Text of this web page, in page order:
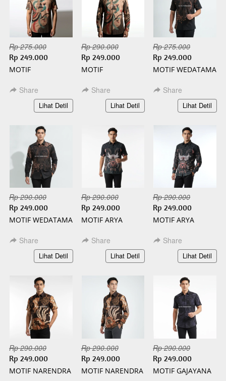
Rp 275.000
Rp 249.000
MOTIF
PENDEK BATIK
SLIMFIT
Share
`Lihat Detil
Rp 290.000
Rp 249.000
MOTIF
PANJANG BATIK
SLIMFIT
Share
`
Lihat Detil
Rp 275.000
Rp 249.000
MOTIF WEDATAMA
SLIMFIT
Share
`Lihat Detil
Rp 290.000
Rp 249.000
MOTIF WEDATAMA
SLIMFIT
Share
`Lihat Detil
Rp 290.000
Rp 249.000
MOTIF ARYA
SLIMFIT
Share
`
Lihat Detil
Rp 290.000
Rp 249.000
MOTIF ARYA
SLIMFIT
Share
`Lihat Detil
Rp 290.000
Rp 249.000
MOTIF NARENDRA
Rp 290.000
Rp 249.000
MOTIF NARENDRA
Rp 290.000
Rp 249.000
MOTIF GAJAYANA